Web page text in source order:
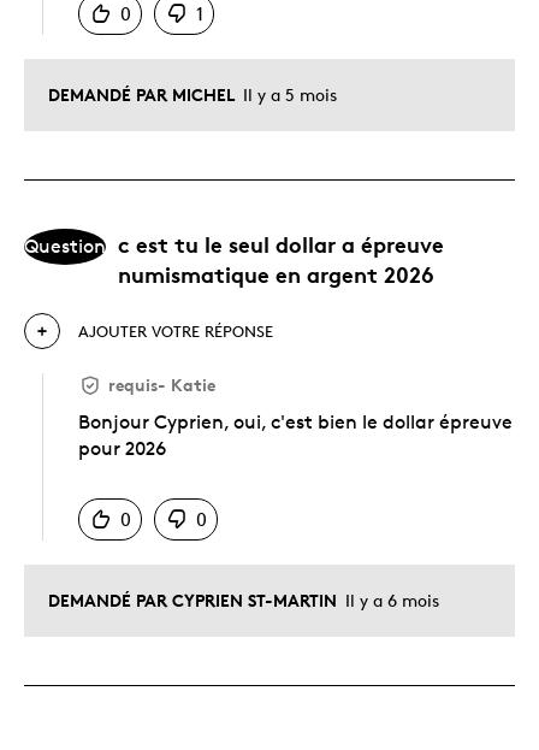
DEMANDÉ PAR MICHEL Il y a 5 mois
0
1
Question c est tu le seul dollar a épreuve
numismatique en argent 2026
DEMANDÉ PAR CYPRIEN ST-MARTIN Il y a 6 mois
AJOUTER VOTRE RÉPONSE
requis- Katie
Bonjour Cyprien, oui, c'est bien le dollar épreuve
pour 2026
0
0